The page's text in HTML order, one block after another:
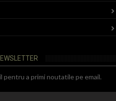
pentru a primi noutatile pe email.